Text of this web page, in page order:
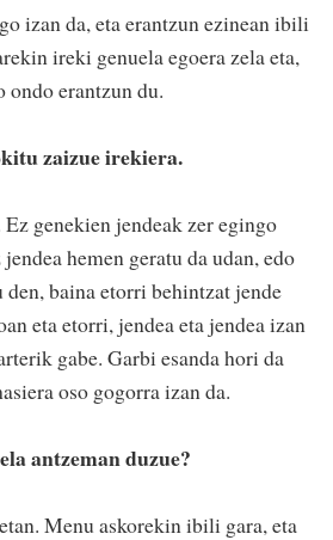
izan da, eta erantzun ezinean ibili
ireki genuela egoera zela eta,
ondo erantzun du.
zaizue irekiera.
genekien jendeak zer egingo
hemen geratu da udan, edo
den, baina etorri behintzat jende
eta etorri, jendea eta jendea izan
gabe. Garbi esanda hori da
oso gogorra izan da.
antzeman duzue?
Menu askorekin ibili gara, eta